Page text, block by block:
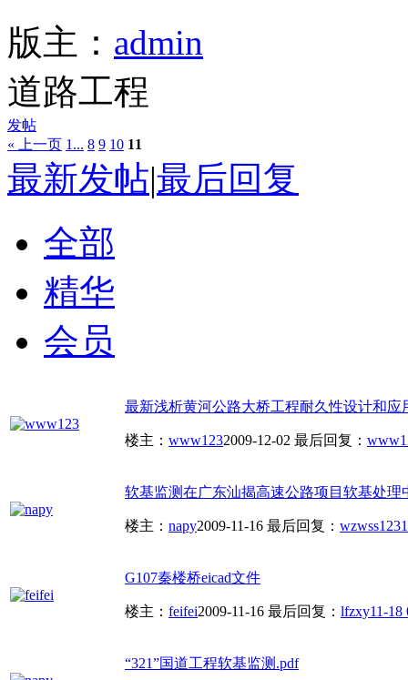
版主： admin
道路工程
发帖
« 上一页 1... 8 9 10 11
最新发帖|最后回复
全部
精华
会员
最新浅析黄河公路大桥工程耐久性设计和应
楼主： www1232009-12-02 最后回复：
软基监测在广东汕揭高速公路项目软基处理
楼主： napy2009-11-16 最后回复： wzwss123
G107秦楼桥eicad文件
楼主： feifei2009-11-16 最后回复： lfzxy11-18
“321”国道工程软基监测.pdf